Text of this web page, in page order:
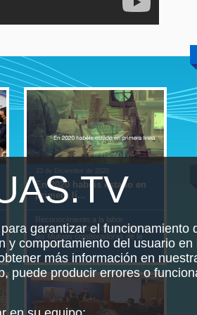
23 de Diciembre de 2020
En 2020 habéis estado en
primera lí...
Reconocimiento a la labor
realizada por los profesionales de
las Mutuas colaboradoras de la
Segurida...
10
en
garantizar el funcionamiento
comportamiento del usuario
más información en
puede producir errores o